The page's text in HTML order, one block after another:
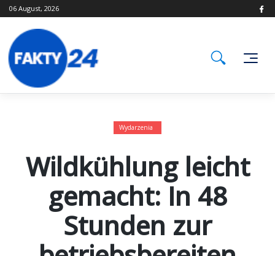
Skip
to
06 August, 2026
Wydarzenia
Wildkühlung leicht
gemacht: In 48
Stunden zur